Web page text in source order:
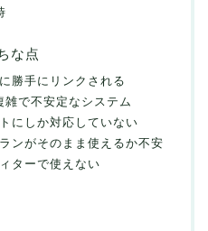
な点
勝手にリンクされる
雑で不安定なシステム
にしか対応していない
ンがそのまま使えるか不安
ターで使えない